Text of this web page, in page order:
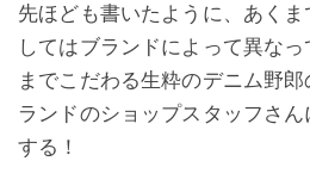
先ほども書いたように、あく
してはブランドによって異な
までこだわる生粋のデニム野
ランドのショップスタッフさ
する！